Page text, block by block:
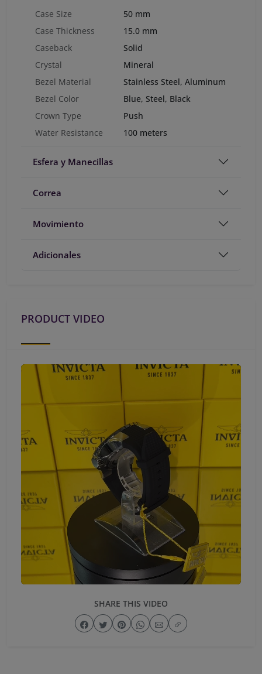
Case Size
50 mm
Case Thickness
15.0 mm
Caseback
Solid
Crystal
Mineral
Bezel Material
Stainless Steel, Aluminum
Bezel Color
Blue, Steel, Black
Crown Type
Push
Water Resistance
100 meters
Esfera y Manecillas
Correa
Movimiento
Adicionales
PRODUCT VIDEO
SHARE THIS VIDEO